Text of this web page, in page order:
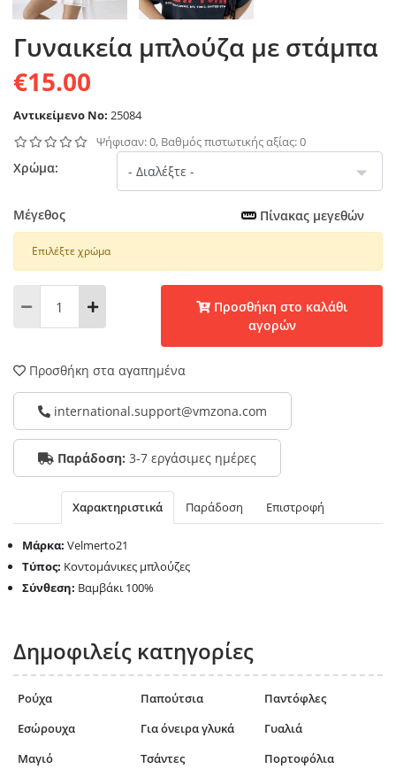
Γυναικεία μπλούζα με στάμπα
€15.00
Αντικείμενο No: 25084
Ψήφισαν: 0, Βαθμός πιστωτικής αξίας: 0
Χρώμα:
Μέγεθος Πίνακας μεγεθών
Επιλέξτε χρώμα
αγορών
Προσθήκη στα αγαπημένα
international.support@vmzona.com
Παράδοση: 3-7 εργάσιμες ημέρες
Χαρακτηριστικά Παράδοση Επιστροφή
Μάρκα: Velmerto21
Τύπος: Κοντομάνικες μπλούζες
Σύνθεση: Βαμβάκι 100%
Δημοφιλείς κατηγορίες
Ρούχα Παπούτσια
Παντόφλες
Εσώρουχα
Για όνειρα γλυκά
Γυαλιά
Μαγιό
Τσάντες
Πορτοφόλια